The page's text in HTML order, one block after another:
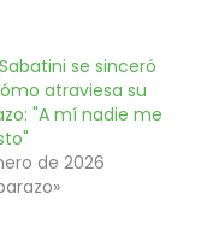
se sinceró
atraviesa su
"A mí nadie me
de 2026